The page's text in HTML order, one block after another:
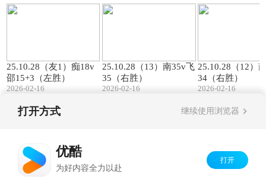
25.10.28（友1）痴18v
邵15+3（左胜）
2026-02-16
25.10.28（13）南35v飞
35（右胜）
2026-02-16
25.10.28（12）
34（右胜）
2026-02-16
打开方式 继续使用浏览器
优酷
为好内容全力以赴
打开